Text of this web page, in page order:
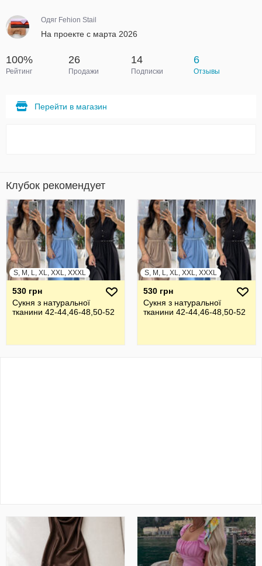
Одяг Fehion Stail
На проекте с марта 2026
100%
Рейтинг
26
Продажи
14
Подписки
6
Отзывы
Перейти в магазин
Клубок рекомендует
S, M, L, XL, XXL, XXXL
530 грн
Сукня з натуральної
тканини 42-44,46-48,50-52
S, M, L, XL, XXL, XXXL
530 грн
Сукня з натуральної
тканини 42-44,46-48,50-52